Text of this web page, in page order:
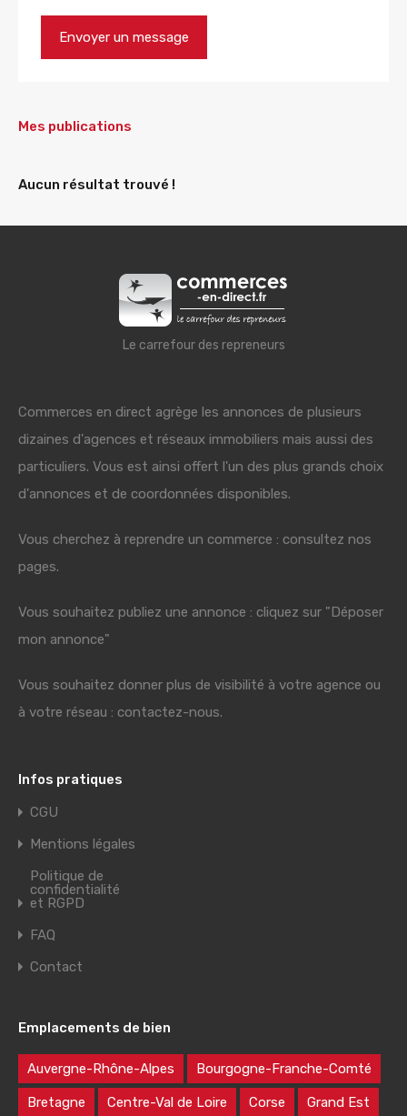
Mes publications
Aucun résultat trouvé !
Le carrefour des repreneurs
Commerces en direct agrège les annonces de plusieurs
dizaines d'agences et réseaux immobiliers mais aussi des
particuliers. Vous est ainsi offert l'un des plus grands choix
d'annonces et de coordonnées disponibles.
Vous cherchez à reprendre un commerce : consultez nos
pages.
Vous souhaitez publiez une annonce : cliquez sur "Déposer
mon annonce"
Vous souhaitez donner plus de visibilité à votre agence ou
à votre réseau : contactez-nous.
Infos pratiques
CGU
Mentions légales
Politique de
confidentialité
et RGPD
FAQ
Contact
Emplacements de bien
Auvergne-Rhône-Alpes Bourgogne-Franche-Comté
Bretagne Centre-Val de Loire Corse Grand Est